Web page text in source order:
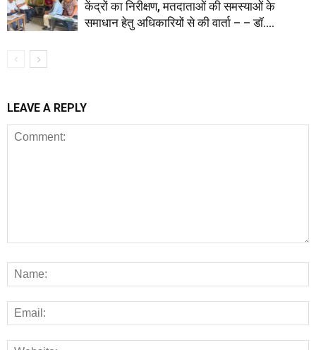
केंद्रों का निरीक्षण, मतदाताओं की समस्याओं के
समाधान हेतु अधिकारियों से की वार्ता – – डॉ....
LEAVE A REPLY